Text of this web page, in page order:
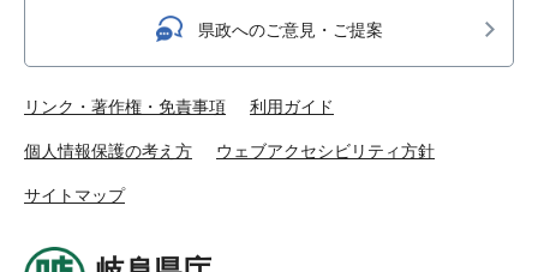
県政へのご意見・ご提案
リンク・著作権・免責事項 利用ガイド
個人情報保護の考え方 ウェブアクセシビリティ方針
サイトマップ